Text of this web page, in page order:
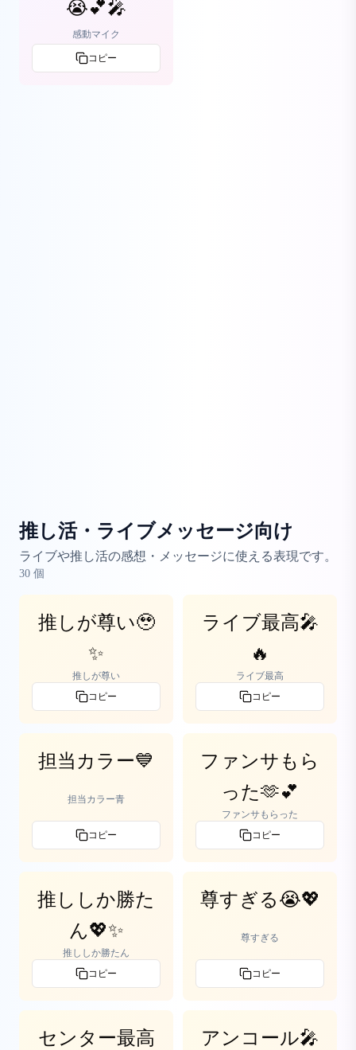
😭💕🎤
感動マイク
コピー
推し活・ライブメッセージ向け
ライブや推し活の感想・メッセージに使える表現です。
30 個
推しが尊い🥹
✨
推しが尊い
コピー
ライブ最高🎤
🔥
ライブ最高
コピー
担当カラー💙
担当カラー青
コピー
ファンサもら
った🫶💕
ファンサもらった
コピー
推ししか勝た
ん💖✨
推ししか勝たん
コピー
尊すぎる😭💖
尊すぎる
コピー
センター最高
アンコール🎤